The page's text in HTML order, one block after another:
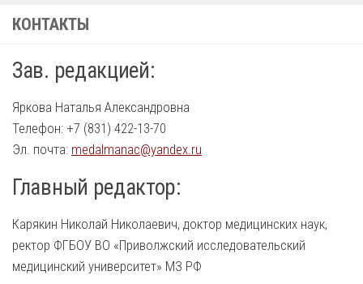
КОНТАКТЫ
Зав. редакцией:
Яркова Наталья Александровна
Телефон: +7 (831) 422-13-70
Эл. почта: medalmanac@yandex.ru
Главный редактор:
Карякин Николай Николаевич, доктор медицинских наук,
ректор ФГБОУ ВО «Приволжский исследовательский
медицинский университет» МЗ РФ